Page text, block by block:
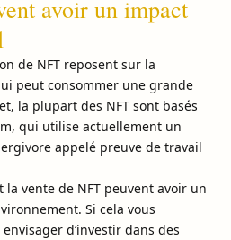
avoir un impact
de NFT reposent sur la
peut consommer une grande
la plupart des NFT sont basés
qui utilise actuellement un
appelé preuve de travail
la vente de NFT peuvent avoir un
Si cela vous
d’investir dans des